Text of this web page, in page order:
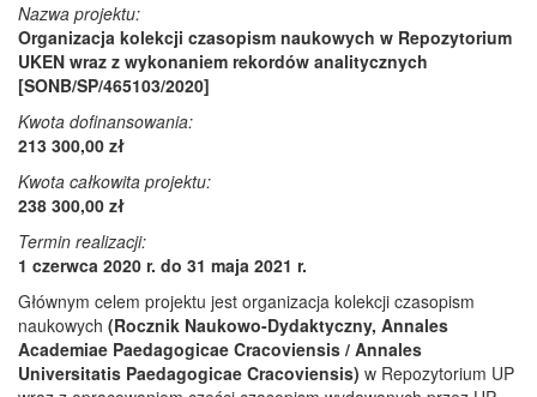
Nazwa projektu:
Organizacja kolekcji czasopism naukowych w Repozytorium
UKEN wraz z wykonaniem rekordów analitycznych
[SONB/SP/465103/2020]
Kwota dofinansowania:
213 300,00 zł
Kwota całkowita projektu:
238 300,00 zł
Termin realizacji:
1 czerwca 2020 r. do 31 maja 2021 r.
Głównym celem projektu jest organizacja kolekcji czasopism
naukowych (Rocznik Naukowo-Dydaktyczny, Annales
Academiae Paedagogicae Cracoviensis / Annales
Universitatis Paedagogicae Cracoviensis) w Repozytorium UP